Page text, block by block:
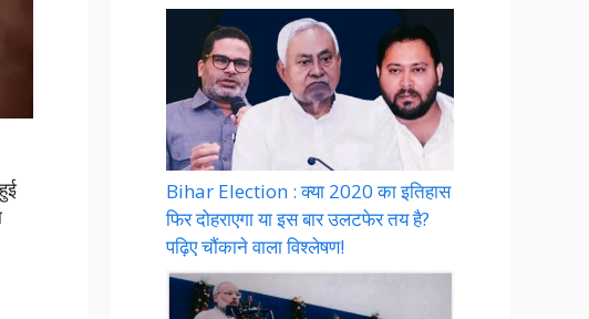
Bihar Election : क्या 2020 का इतिहास
फिर दोहराएगा या इस बार उलटफेर तय है?
पढ़िए चौंकाने वाला विश्लेषण!